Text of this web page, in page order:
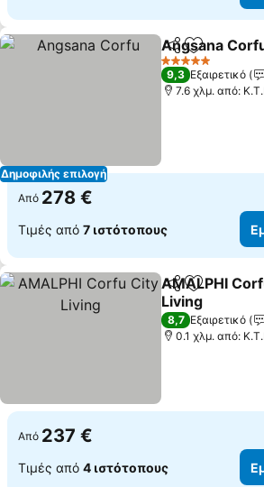
Δημοφιλής επιλογή
Κοινοποίηση
Προσθήκη
Angsana
5 Αστέρια
9,3 Εξαιρετικό
7.6 χλμ. από:
Από 278 €
Τιμές από 7 ιστότοπους
Κοινοποίηση
Προσθήκη
AMALPHI
Living
Εμφάνιση
8,7 Εξαιρετικό
0.1 χλμ. από:
Από 237 €
Τιμές από 4 ιστότοπους